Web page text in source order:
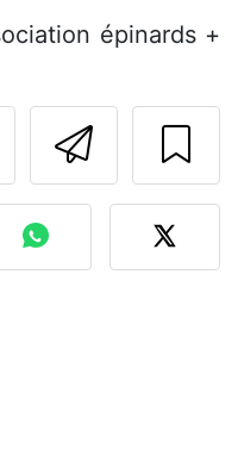
épinards +
Imprimer
une
de